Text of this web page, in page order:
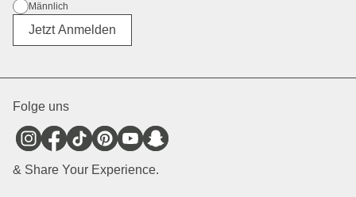
Männlich
Divers
Jetzt Anmelden
Folge uns
& Share Your Experience.